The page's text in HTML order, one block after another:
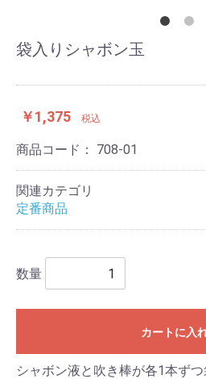
袋入りシャボン玉
￥1,375 税込
商品コード： 708-01
関連カテゴリ
定番商品
数量
カートに入
シャボン液と吹き棒が各1本ず